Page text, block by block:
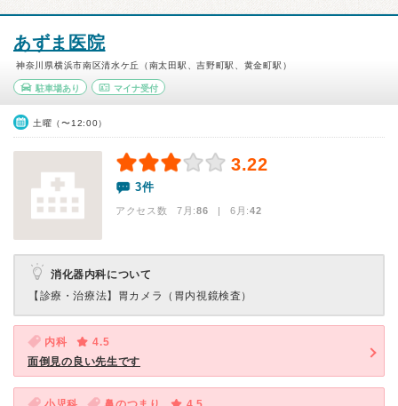
あずま医院
神奈川県横浜市南区清水ケ丘（南太田駅、吉野町駅、黄金町駅）
駐車場あり マイナ受付
土曜（〜12:00）
3.22
3件
アクセス数 7月:86 | 6月:42
消化器内科について
【診療・治療法】 胃カメラ（胃内視鏡検査）
内科
4.5
面倒見の良い先生です